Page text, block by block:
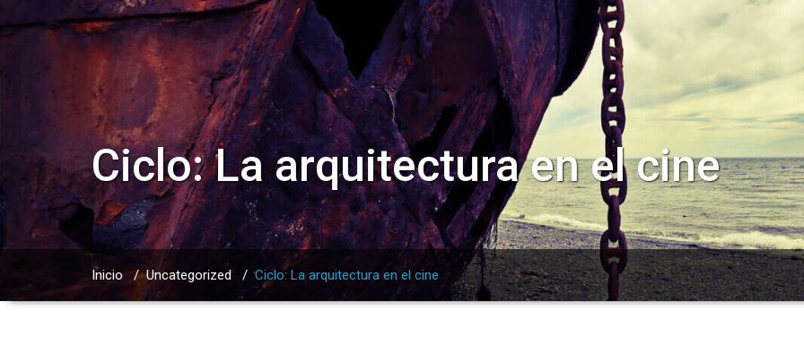
Ciclo: La arquitectura en el cine
Inicio/Uncategorized/Ciclo: La arquitectura en el cine